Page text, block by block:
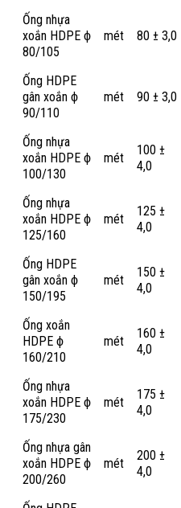
Ống nhựa
xoắn HDPE ϕ
80/105
mét 80 ± 3,0
Ống HDPE
gân xoắn ϕ
90/110
mét 90 ± 3,0
Ống nhựa
xoắn HDPE ϕ
100/130
mét
100 ±
4,0
Ống nhựa
xoắn HDPE ϕ
125/160
mét
125 ±
4,0
Ống HDPE
gân xoắn ϕ
150/195
mét
150 ±
4,0
Ống xoắn
HDPE ϕ
160/210
mét
160 ±
4,0
Ống nhựa
xoắn HDPE ϕ
175/230
mét
175 ±
4,0
Ống nhựa gân
xoắn HDPE ϕ
200/260
mét
200 ±
4,0